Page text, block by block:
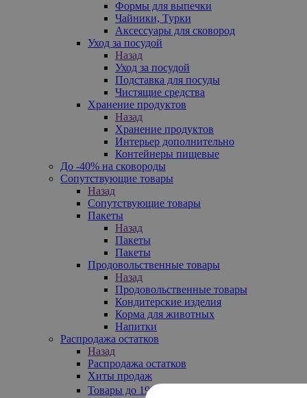
Формы для выпечки
Чайники, Турки
Аксессуары для сковород
Уход за посудой
Назад
Уход за посудой
Подставка для посуды
Чистящие средства
Хранение продуктов
Назад
Хранение продуктов
Интерьер дополнительно
Контейнеры пищевые
До -40% на сковороды
Сопутствующие товары
Назад
Сопутствующие товары
Пакеты
Назад
Пакеты
Пакеты
Продовольственные товары
Назад
Продовольственные товары
Кондитерские изделия
Корма для животных
Напитки
Распродажа остатков
Назад
Распродажа остатков
Хиты продаж
Товары до 199₽